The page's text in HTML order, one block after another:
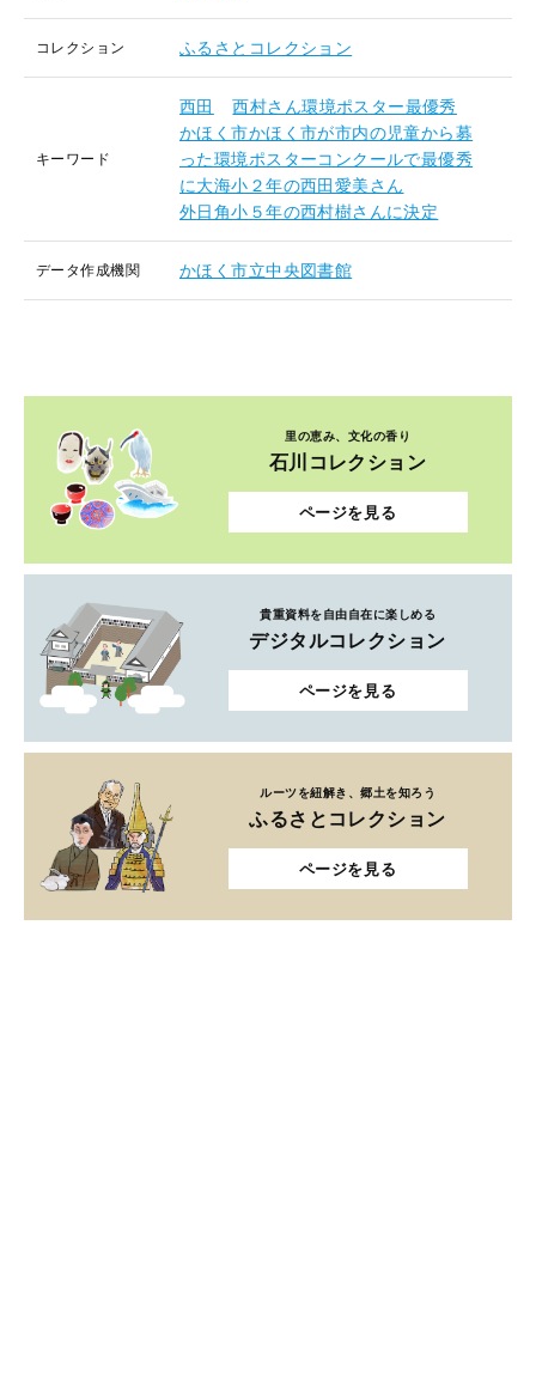
コレクション ふるさとコレクション
キーワード
西田
西村さん環境ポスター最優秀
かほく市かほく市が市内の児童から募
った環境ポスターコンクールで最優秀
に大海小２年の西田愛美さん
外日角小５年の西村樹さんに決定
データ作成機関 かほく市立中央図書館
里の恵み、文化の香り
石川コレクション
ページを見る
貴重資料を自由自在に楽しめる
デジタルコレクション
ページを見る
ルーツを紐解き、郷土を知ろう
ふるさとコレクション
ページを見る